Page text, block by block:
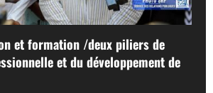
et formation /deux piliers de
et du développement de